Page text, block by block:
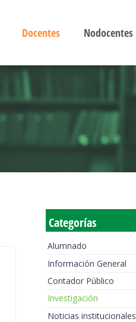
Docentes Nodocentes
Categorías
Alumnado
Información General
Contador Público
Investigación
Noticias institucionales